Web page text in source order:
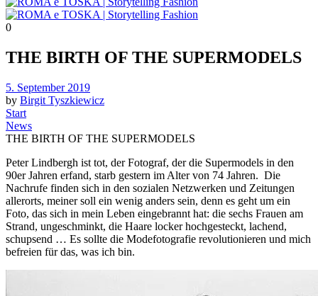
0
THE BIRTH OF THE SUPERMODELS
Posted
on
5. September 2019
by Birgit Tyszkiewicz
Start
News
THE BIRTH OF THE SUPERMODELS
Peter Lindbergh ist tot, der Fotograf, der die Supermodels in den
90er Jahren erfand, starb gestern im Alter von 74 Jahren. Die
Nachrufe finden sich in den sozialen Netzwerken und Zeitungen
allerorts, meiner soll ein wenig anders sein, denn es geht um ein
Foto, das sich in mein Leben eingebrannt hat: die sechs Frauen am
Strand, ungeschminkt, die Haare locker hochgesteckt, lachend,
schupsend … Es sollte die Modefotografie revolutionieren und mich
befreien für das, was ich bin.